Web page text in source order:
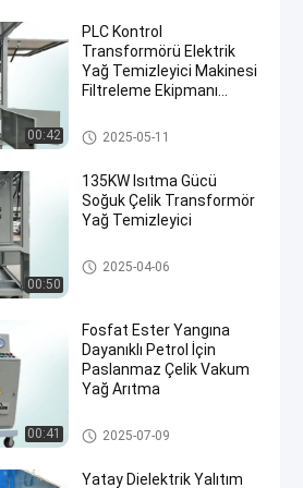
00:42
PLC Kontrol
Transformörü Elektrik
Yağ Temizleyici Makinesi
Filtreleme Ekipmanı
Trafo Yağ Filtrasyon Makinesi
2025-05-11
00:50
135KW Isıtma Gücü
Soğuk Çelik Transformör
Yağ Temizleyici
Trafo Yağı Arıtma Makinesi
2025-04-06
00:41
Fosfat Ester Yangına
Dayanıklı Petrol İçin
Paslanmaz Çelik Vakum
Yağ Arıtma
Vakum Yağı Arındırıcı
2025-07-09
Yatay Dielektrik Yalıtım